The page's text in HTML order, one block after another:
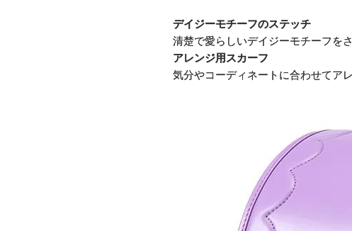
デイジーモチーフのステッチ
清楚で愛らしいデイジーモチーフを
アレンジ用スカーフ
気分やコーディネートに合わせてア